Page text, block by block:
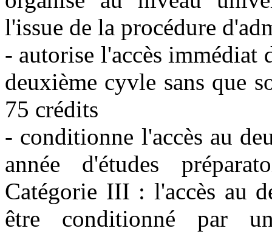
l'issue de la procédure
- autorise l'accès immédiat
deuxième cyvle sans que
75 crédits
- conditionne l'accès au
année d'études
Catégorie III : l'accès au
être conditionné par